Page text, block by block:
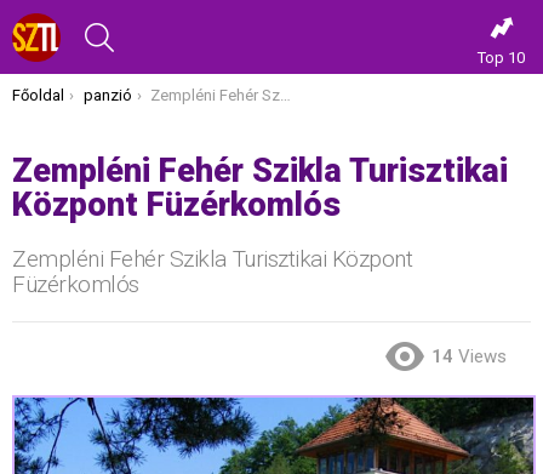
Top 10
Itt vagy most:
Főoldal panzió Zempléni Fehér Szikla Turisztikai Központ Füzérkomlós
Zempléni Fehér Szikla Turisztikai
Központ Füzérkomlós
Zempléni Fehér Szikla Turisztikai Központ
Füzérkomlós
14 Views